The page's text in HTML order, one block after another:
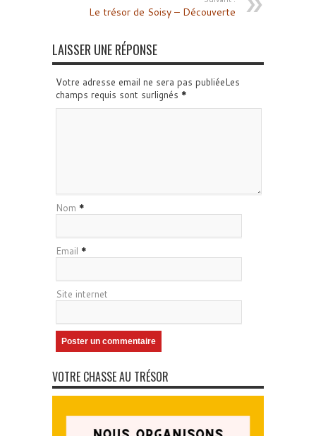
Le trésor de Soisy – Découverte
LAISSER UNE RÉPONSE
Votre adresse email ne sera pas publiéeLes
champs requis sont surlignés *
Nom *
Email *
Site internet
VOTRE CHASSE AU TRÉSOR